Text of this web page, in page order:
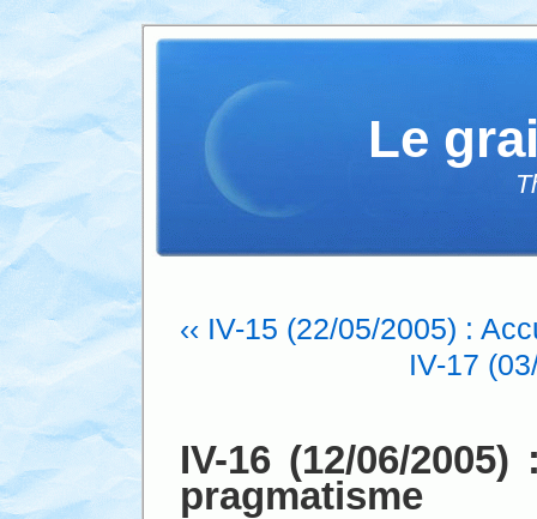
Le
‹‹ IV-15 (22/05/2005) :
IV-17
IV-16 (12/06/
pragmatisme